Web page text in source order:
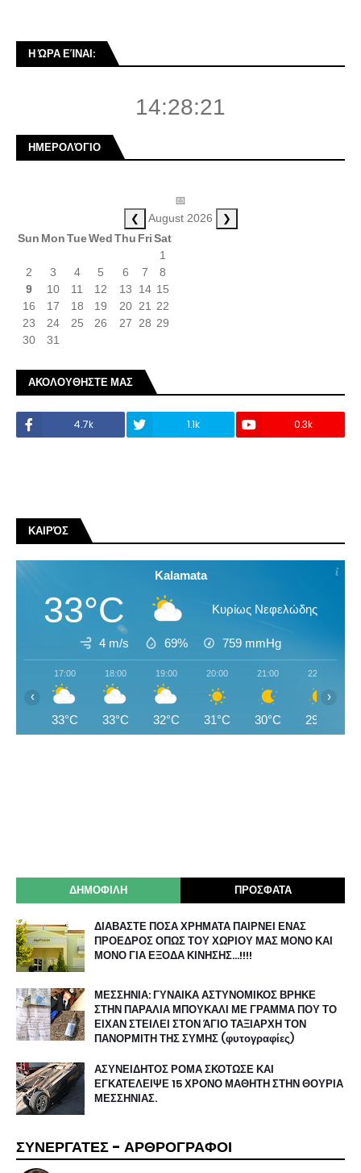
Η ΏΡΑ ΕΊΝΑΙ:
14:28:21
ΗΜΕΡΟΛΌΓΙΟ
📅
❮ August 2026 ❯
Sun MonTueWedThu FriSat
1
2
3 4 5 6 7
8
9
10 11 12 13 14 15
16
17 18 19 20 21
22
23
24 25 26 27 28 29
30
31
ΑΚΟΛΟΥΘΗΣΤΕ ΜΑΣ
4.7k 1.1k 0.3k
ΚΑΙΡΌΣ
Kalamata
33°C Κυρίως Νεφελώδης
4 m/s 69% 759 mmHg
17:00
33°C
18:00
33°C
19:00
32°C
20:00
31°C
21:00
30°C
22:00
29°C
‹ ›
ΔΗΜΟΦΙΛΗ ΠΡΟΣΦΑΤΑ
ΔΙΑΒΑΣΤΕ ΠΟΣΑ ΧΡΗΜΑΤΑ ΠΑΙΡΝΕΙ ΕΝΑΣ
ΠΡΟΕΔΡΟΣ ΟΠΩΣ ΤΟΥ ΧΩΡΙΟΥ ΜΑΣ ΜΟΝΟ ΚΑΙ
ΜΟΝΟ ΓΙΑ ΕΞΟΔΑ ΚΙΝΗΣΗΣ…!!!!
ΜΕΣΣΗΝΙΑ: ΓΥΝΑΙΚΑ ΑΣΤΥΝΟΜΙΚΟΣ ΒΡΗΚΕ
ΣΤΗΝ ΠΑΡΑΛΙΑ ΜΠΟΥΚΑΛΙ ΜΕ ΓΡΑΜΜΑ ΠΟΥ ΤΟ
ΕΙΧΑΝ ΣΤΕΙΛΕΙ ΣΤΟΝ ΆΓΙΟ ΤΑΞΙΑΡΧΗ ΤΟΝ
ΠΑΝΟΡΜΙΤΗ ΤΗΣ ΣΥΜΗΣ (φυτογραφίες)
ΑΣΥΝΕΙΔΗΤΟΣ ΡΟΜΑ ΣΚΟΤΩΣΕ ΚΑΙ
ΕΓΚΑΤΕΛΕΙΨΕ 15 ΧΡΟΝΟ ΜΑΘΗΤΗ ΣΤΗΝ ΘΟΥΡΙΑ
ΜΕΣΣΗΝΙΑΣ.
ΣΥΝΕΡΓΑΤΕΣ - ΑΡΘΡΟΓΡΑΦΟΙ